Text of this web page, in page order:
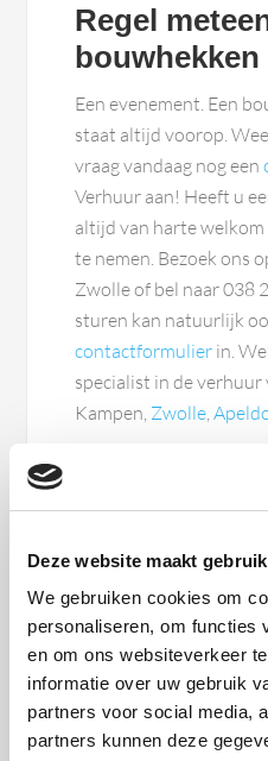
Deze website maakt
We gebruiken cookies om
personaliseren, om functies
en om ons websiteverkeer
informatie over uw gebruik
partners voor social media,
partners kunnen deze
Regel
Een evenement. Een
staat altijd voorop.
vraag vandaag nog een
Verhuur aan! Heeft u
altijd van harte
te nemen. Bezoek ons
Zwolle of bel naar 038
sturen kan natuurlijk
contactformulier in.
specialist in de
Kampen, Zwolle ,
Zwolle,dranghekken
diensten.